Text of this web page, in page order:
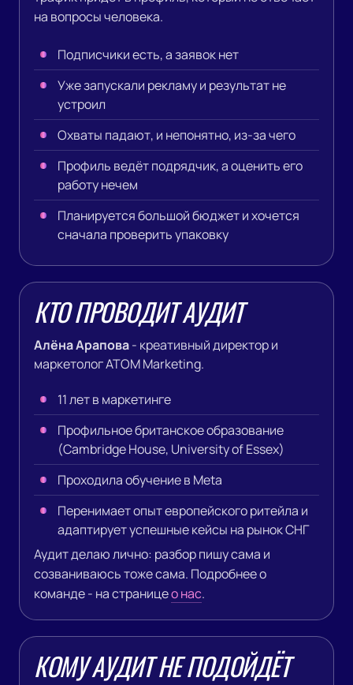
на вопросы человека.
Подписчики есть, а заявок нет
Уже запускали рекламу и результат не
устроил
Охваты падают, и непонятно, из-за чего
Профиль ведёт подрядчик, а оценить его
работу нечем
Планируется большой бюджет и хочется
сначала проверить упаковку
КТО ПРОВОДИТ АУДИТ
Алёна Арапова- креативный директор и
маркетолог ATOM Marketing.
11лет в маркетинге
Профильное британское образование
(Cambridge House, University of Essex)
Проходила обучение в Meta
Перенимает опыт европейского ритейла и
адаптирует успешные кейсы на рынок СНГ
Аудит делаю лично: разбор пишу сама и
созваниваюсь тоже сама. Подробнее о
команде - на страницео нас.
КОМУ АУДИТ НЕ ПОДОЙДЁТ